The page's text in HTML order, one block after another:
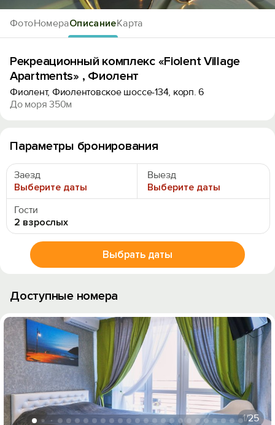
ФотоНомераОписаниеКарта
Рекреационный комплекс «Fiolent Village
Apartments» , Фиолент
Фиолент, Фиолентовское шоссе-134, корп. 6
До моря 350м
Параметры бронирования
Заезд
Выберите даты
Выезд
Выберите даты
Гости
2 взрослых
Выбрать даты
Доступные номера
1/25